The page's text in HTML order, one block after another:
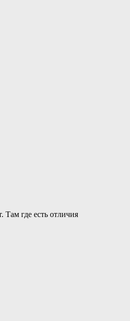
Там где есть отличия